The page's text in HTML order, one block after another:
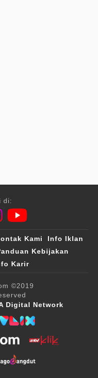
di:
Kami
Info Iklan
Kebijakan
Karir
©2019
Digital Network